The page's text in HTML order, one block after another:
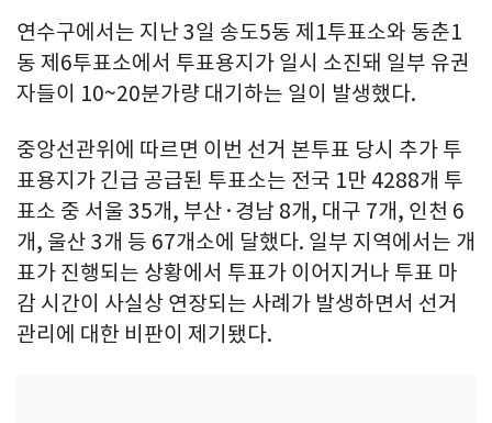
연수구에서는 지난 3일 송도5동 제1투표소와 동춘1
동 제6투표소에서 투표용지가 일시 소진돼 일부 유권
자들이 10~20분가량 대기하는 일이 발생했다.
중앙선관위에 따르면 이번 선거 본투표 당시 추가 투
표용지가 긴급 공급된 투표소는 전국 1만 4288개 투
표소 중 서울 35개, 부산·경남 8개, 대구 7개, 인천 6
개, 울산 3개 등 67개소에 달했다. 일부 지역에서는 개
표가 진행되는 상황에서 투표가 이어지거나 투표 마
감 시간이 사실상 연장되는 사례가 발생하면서 선거
관리에 대한 비판이 제기됐다.